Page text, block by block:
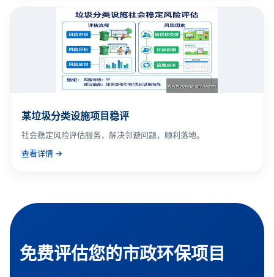
某垃圾分类设施项目稳评
社会稳定风险评估服务，解决邻避问题，顺利落地。
查看详情 →
免费评估您的市政环保项目